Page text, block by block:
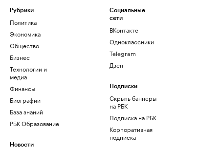
Рубрики
Политика
Экономика
Общество
Бизнес
Технологии и
медиа
Финансы
Биографии
База знаний
РБК Образование
Новости
Социальные
сети
ВКонтакте
Одноклассники
Telegram
Дзен
Подписки
Скрыть баннеры
на РБК
Подписка на РБК
Корпоративная
подписка